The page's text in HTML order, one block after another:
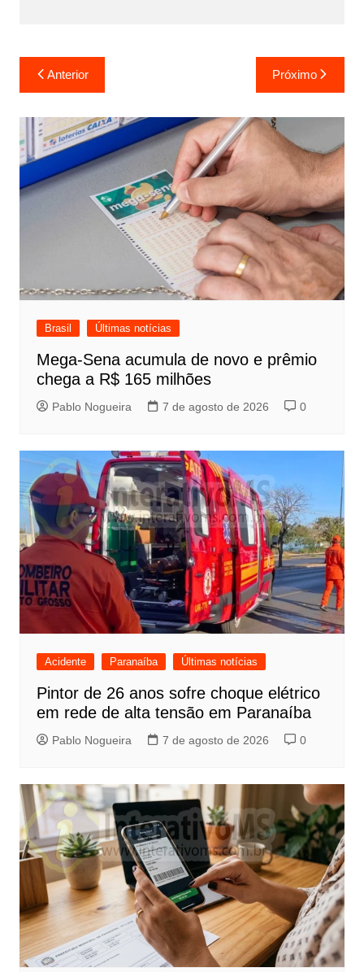
Navegação
de
Post
Anterior Próximo
Brasil Últimas notícias
Mega-Sena acumula de novo e prêmio
chega a R$ 165 milhões
Pablo Nogueira 7 de agosto de 2026 0
Acidente Paranaíba Últimas notícias
Pintor de 26 anos sofre choque elétrico
em rede de alta tensão em Paranaíba
Pablo Nogueira 7 de agosto de 2026 0